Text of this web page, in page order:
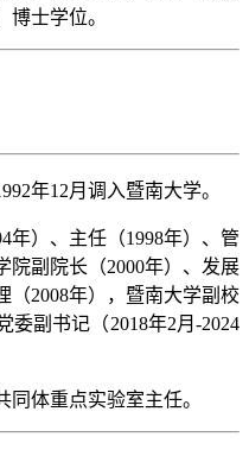
士学位。
年12月调入暨南大学。
年）、主任（1998年）、管
院副院长（2000年）、发展
（2008年），暨南大学副校
委副书记（2018年2月-2024
同体重点实验室主任。